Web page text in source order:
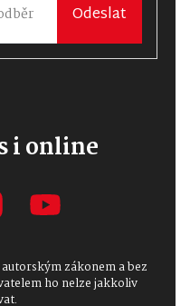
Odeslat
i online
zákonem a bez
ho nelze jakkoliv